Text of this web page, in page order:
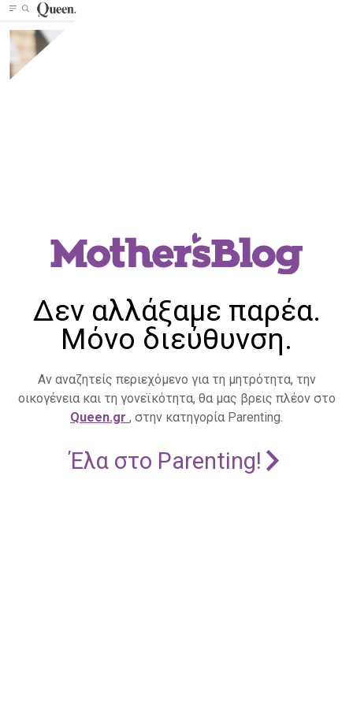
Δεν αλλάξαμε παρέα.
Μόνο διεύθυνση.
Αν αναζητείς περιεχόμενο για τη μητρότητα, την
οικογένεια και τη γονεϊκότητα, θα μας βρεις πλέον στο
Queen.gr , στην κατηγορία Parenting.
Έλα στο Parenting!